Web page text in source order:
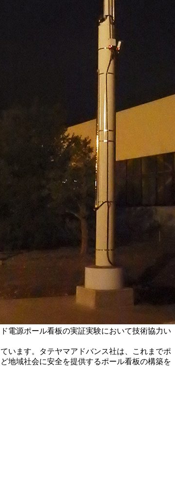
電源ポール看板の実証実験において技術協力い
います。タテヤマアドバンス社は、これまでポ
地域社会に安全を提供するポール看板の構築を